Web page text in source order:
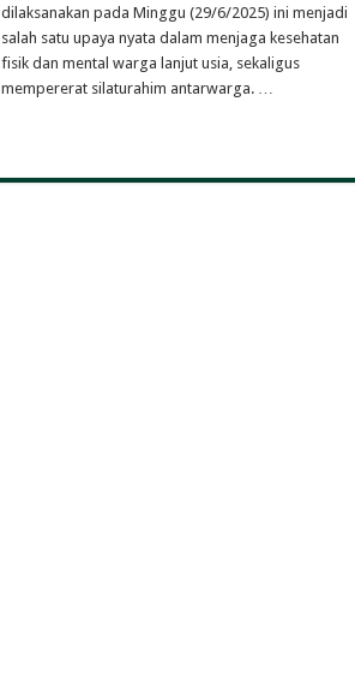
dilaksanakan pada Minggu (29/6/2025) ini menjadi
salah satu upaya nyata dalam menjaga kesehatan
fisik dan mental warga lanjut usia, sekaligus
mempererat silaturahim antarwarga. …